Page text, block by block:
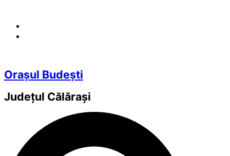
Orașul Budești
Județul Călărași